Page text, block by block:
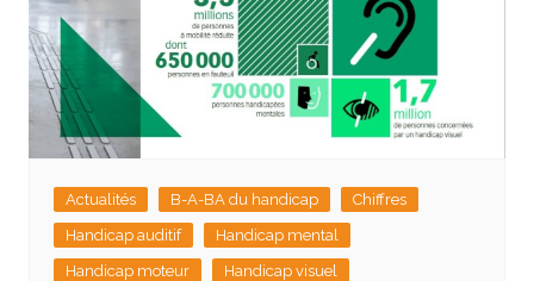
Actualités B-A-BA du handicap
Chiffres
Handicap auditif
Handicap mental
Handicap moteur
Handicap visuel